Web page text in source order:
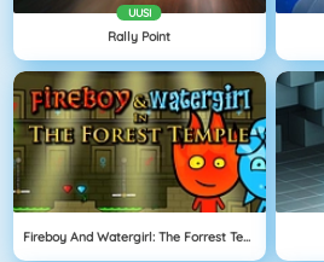
UUSI
Rally Point
Fireboy And Watergirl: The Forrest Temple